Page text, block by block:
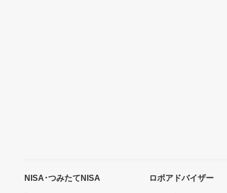
NISA･つみたてNISA ロボアドバイザー